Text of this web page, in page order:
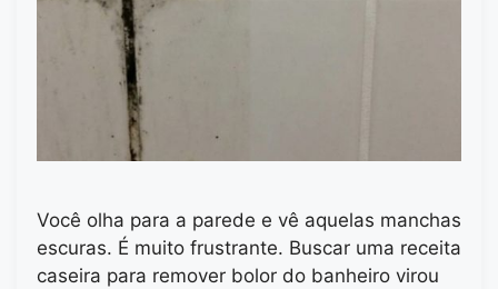
Você olha para a parede e vê aquelas manchas
escuras. É muito frustrante. Buscar uma receita
caseira para remover bolor do banheiro virou